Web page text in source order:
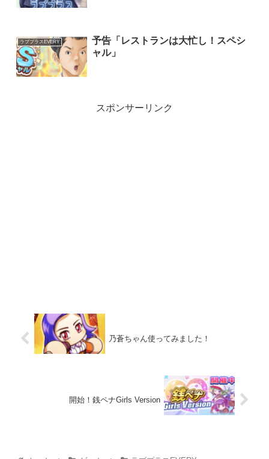
ラブプラスEVERY
予告「レストランは大忙し！スペシ
ャル」
スポンサーリンク
乃蒼ちゃん使ってみました！
開始！銭ペナGirls Version